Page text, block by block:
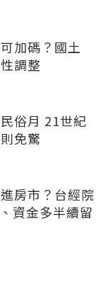
加碼？國土
調整
俗月 21世紀
免驚
房市？台經院
資金多半續留